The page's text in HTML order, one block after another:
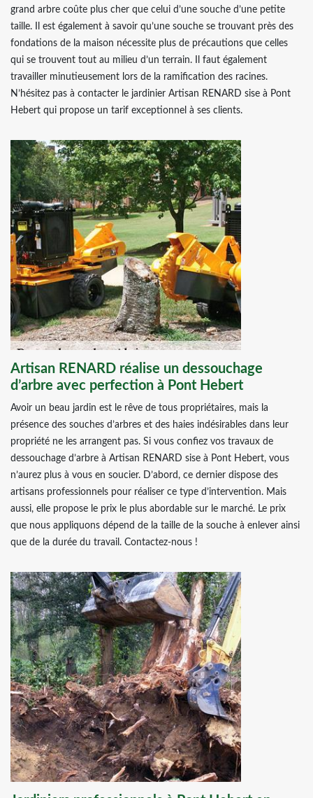
grand arbre coûte plus cher que celui d’une souche d’une petite
taille. Il est également à savoir qu’une souche se trouvant près des
fondations de la maison nécessite plus de précautions que celles
qui se trouvent tout au milieu d’un terrain. Il faut également
travailler minutieusement lors de la ramification des racines.
N’hésitez pas à contacter le jardinier Artisan RENARD sise à Pont
Hebert qui propose un tarif exceptionnel à ses clients.
Artisan RENARD réalise un dessouchage
d’arbre avec perfection à Pont Hebert
Avoir un beau jardin est le rêve de tous propriétaires, mais la
présence des souches d’arbres et des haies indésirables dans leur
propriété ne les arrangent pas. Si vous confiez vos travaux de
dessouchage d’arbre à Artisan RENARD sise à Pont Hebert, vous
n’aurez plus à vous en soucier. D’abord, ce dernier dispose des
artisans professionnels pour réaliser ce type d’intervention. Mais
aussi, elle propose le prix le plus abordable sur le marché. Le prix
que nous appliquons dépend de la taille de la souche à enlever ainsi
que de la durée du travail. Contactez-nous !